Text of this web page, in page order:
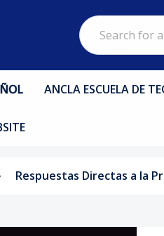
Search
ANCLA ESCUELA DE
Respuestas Directas a la